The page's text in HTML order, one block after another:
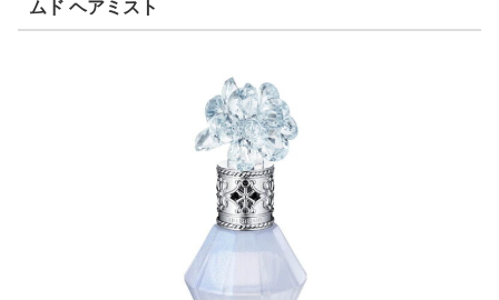
ムド ヘアミスト